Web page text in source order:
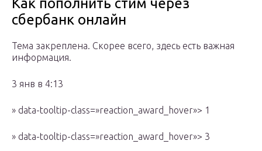
Как пополнить стим через
сбербанк онлайн
Тема закреплена. Скорее всего, здесь есть важная
информация.
3 янв в 4:13
» data-tooltip-class=»reaction_award_hover»> 1
» data-tooltip-class=»reaction_award_hover»> 3